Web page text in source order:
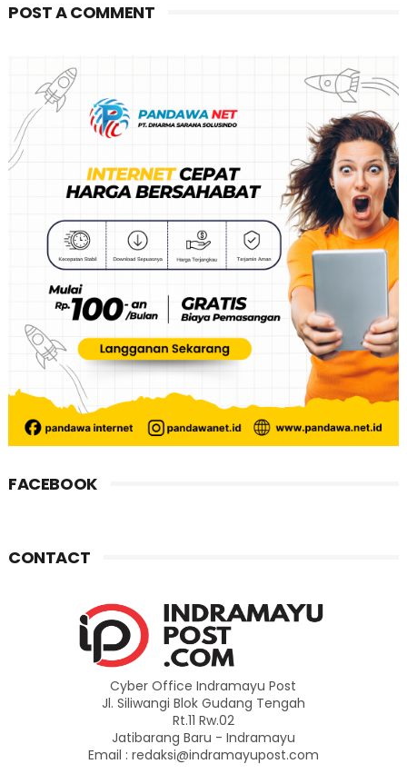
POST A COMMENT
FACEBOOK
CONTACT
Cyber Office Indramayu Post
Jl. Siliwangi Blok Gudang Tengah
Rt.11 Rw.02
Jatibarang Baru - Indramayu
Email : redaksi@indramayupost.com